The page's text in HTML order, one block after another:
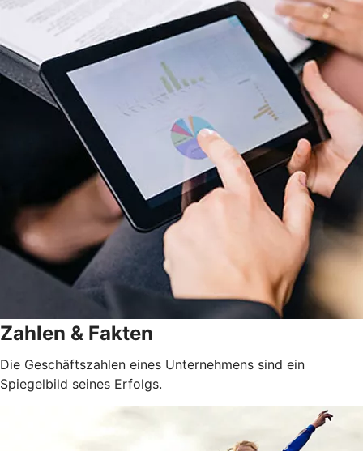
Zahlen & Fakten
Die Geschäftszahlen eines Unternehmens sind ein
Spiegelbild seines Erfolgs.